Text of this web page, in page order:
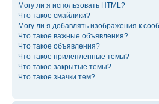
Могу ли я использовать HTML?
Что такое смайлики?
Могу ли я добавлять изображения к
Что такое важные объявления?
Что такое объявления?
Что такое прилепленные темы?
Что такое закрытые темы?
Что такое значки тем?